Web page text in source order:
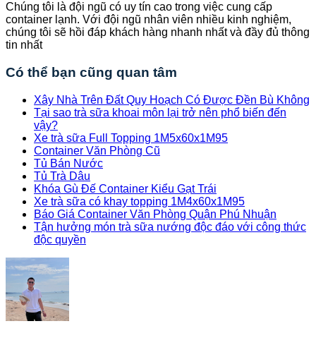
Chúng tôi là đội ngũ có uy tín cao trong việc cung cấp
container lạnh. Với đội ngũ nhân viên nhiều kinh nghiệm,
chúng tôi sẽ hồi đáp khách hàng nhanh nhất và đầy đủ thông
tin nhất
Có thể bạn cũng quan tâm
Xây Nhà Trên Đất Quy Hoạch Có Được Đền Bù Không
Tại sao trà sữa khoai môn lại trở nên phổ biến đến
vậy?
Xe trà sữa Full Topping 1M5x60x1M95
Container Văn Phòng Cũ
Tủ Bán Nước
Tủ Trà Dâu
Khóa Gù Đế Container Kiểu Gạt Trái
Xe trà sữa có khay topping 1M4x60x1M95
Báo Giá Container Văn Phòng Quận Phú Nhuận
Tận hưởng món trà sữa nướng độc đáo với công thức
độc quyền